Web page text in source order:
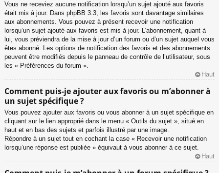
Vous ne receviez aucune notification lorsqu’un sujet ajouté aux favoris
était mis à jour. Dans phpBB 3.3, les favoris sont davantage similaires
aux abonnements. Vous pouvez à présent recevoir une notification
lorsqu’un sujet ajouté aux favoris est mis à jour. L’abonnement, quant à
lui, vous préviendra de la mise à jour d’un forum ou d’un sujet auquel vous
êtes abonné. Les options de notification des favoris et des abonnements
peuvent être modifiés depuis le panneau de contrôle de l’utilisateur, sous
les « Préférences du forum ».
Haut
Comment puis-je ajouter aux favoris ou m’abonner à
un sujet spécifique ?
Vous pouvez ajouter aux favoris ou vous abonner à un sujet spécifique en
cliquant sur le lien approprié dans le menu « Outils du sujet », situé en
haut et en bas des sujets et parfois illustré par une image.
Répondre à un sujet tout en cochant la case « Recevoir une notification
lorsqu’une réponse est publiée » équivaut à vous abonner à ce sujet.
Haut